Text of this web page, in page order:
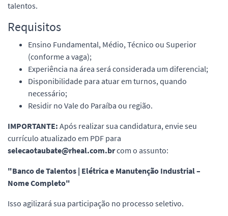
talentos.
Requisitos
Ensino Fundamental, Médio, Técnico ou Superior
(conforme a vaga);
Experiência na área será considerada um diferencial;
Disponibilidade para atuar em turnos, quando
necessário;
Residir no Vale do Paraíba ou região.
IMPORTANTE: Após realizar sua candidatura, envie seu
currículo atualizado em PDF para
selecaotaubate@rheal.com.brcom o assunto:
"Banco de Talentos | Elétrica e Manutenção Industrial –
Nome Completo"
Isso agilizará sua participação no processo seletivo.